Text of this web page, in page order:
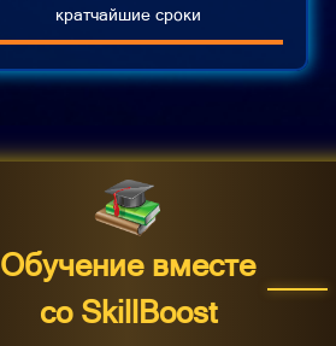
кратчайшие сроки
Обучение вместе
со SkillBoost